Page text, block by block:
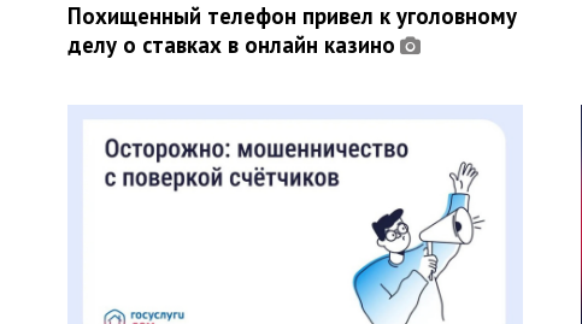
Похищенный телефон привел к уголовному
делу о ставках в онлайн казино